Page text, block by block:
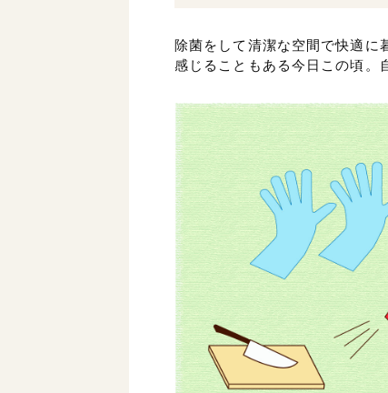
除菌をして清潔な空間で快適に
感じることもある今日この頃。